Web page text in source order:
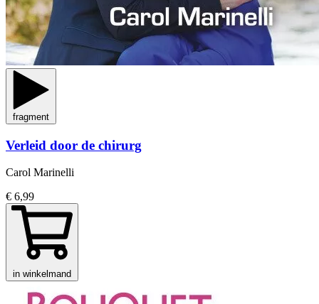
fragment
Verleid door de chirurg
Carol Marinelli
€ 6,99
in winkelmand